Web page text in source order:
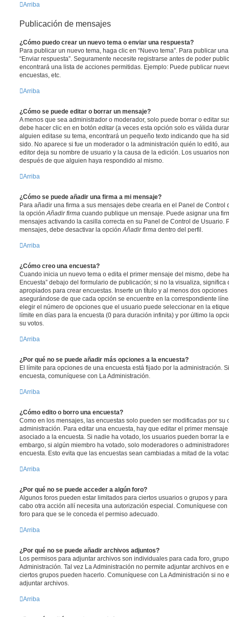
Arriba
Publicación de mensajes
¿Cómo puedo crear un nuevo tema o enviar una respuesta?
Para publicar un nuevo tema, haga clic en “Nuevo tema”. Para publicar
“Enviar respuesta”. Seguramente necesite registrarse antes de poder
encontrará una lista de acciones permitidas. Ejemplo: Puede publicar
encuestas, etc.
Arriba
¿Cómo se puede editar o borrar un mensaje?
A menos que sea administrador o moderador, solo puede borrar o editar
debe hacer clic en en botón editar(a veces esta opción solo es válida
alguien editase su tema, encontrará un pequeño texto indicando que ha
sido. No aparece si fue un moderador o la administración quién lo editó,
editor deja su nombre de usuario y la causa de la edición. Los usuarios
después de que alguien haya respondido al mismo.
Arriba
¿Cómo se puede añadir una firma a mi mensaje?
Para añadir una firma a sus mensajes debe crearla en el Panel de Control
la opción Añadir firma cuando publique un mensaje. Puede asignar una
mensajes activando la casilla correcta en su Panel de Control de Usuario.
mensajes, debe desactivar la opción Añadir firma dentro del perfil.
Arriba
¿Cómo creo una encuesta?
Cuando inicia un nuevo tema o edita el primer mensaje del mismo, debe
Encuesta” debajo del formulario de publicación; si no la visualiza,
apropiados para crear encuestas. Inserte un título y al menos dos
asegurándose de que cada opción se encuentre en la correspondiente
elegir el número de opciones que el usuario puede seleccionar en la
límite en días para la encuesta (0 para duración infinita) y por último la
su votos.
Arriba
¿Por qué no se puede añadir más opciones a la encuesta?
El límite para opciones de una encuesta está fijado por la administración.
encuesta, comuníquese con La Administración.
Arriba
¿Cómo edito o borro una encuesta?
Como en los mensajes, las encuestas solo pueden ser modificadas por
administración. Para editar una encuesta, hay que editar el primer
asociado a la encuesta. Si nadie ha votado, los usuarios pueden borrar la
embargo, si algún miembro ha votado, solo moderadores o
encuesta. Esto evita que las encuestas sean cambiadas a mitad de la
Arriba
¿Por qué no se puede acceder a algún foro?
Algunos foros pueden estar limitados para ciertos usuarios o grupos y
cabo otra acción allí necesita una autorización especial. Comuníquese
foro para que se le conceda el permiso adecuado.
Arriba
¿Por qué no se puede añadir archivos adjuntos?
Los permisos para adjuntar archivos son individuales para cada foro,
Administración. Tal vez La Administración no permite adjuntar archivos en
ciertos grupos pueden hacerlo. Comuníquese con La Administración si no
adjuntar archivos.
Arriba